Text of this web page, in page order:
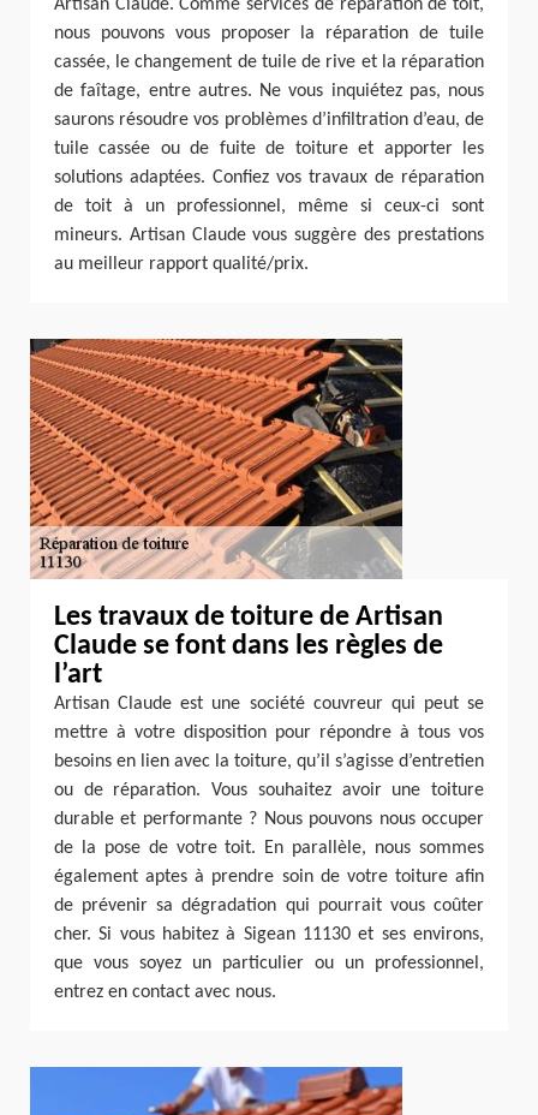
Artisan Claude. Comme services de réparation de toit,
nous pouvons vous proposer la réparation de tuile
cassée, le changement de tuile de rive et la réparation
de faîtage, entre autres. Ne vous inquiétez pas, nous
saurons résoudre vos problèmes d’infiltration d’eau, de
tuile cassée ou de fuite de toiture et apporter les
solutions adaptées. Confiez vos travaux de réparation
de toit à un professionnel, même si ceux-ci sont
mineurs. Artisan Claude vous suggère des prestations
au meilleur rapport qualité/prix.
Les travaux de toiture de Artisan
Claude se font dans les règles de
l’art
Artisan Claude est une société couvreur qui peut se
mettre à votre disposition pour répondre à tous vos
besoins en lien avec la toiture, qu’il s’agisse d’entretien
ou de réparation. Vous souhaitez avoir une toiture
durable et performante ? Nous pouvons nous occuper
de la pose de votre toit. En parallèle, nous sommes
également aptes à prendre soin de votre toiture afin
de prévenir sa dégradation qui pourrait vous coûter
cher. Si vous habitez à Sigean 11130 et ses environs,
que vous soyez un particulier ou un professionnel,
entrez en contact avec nous.